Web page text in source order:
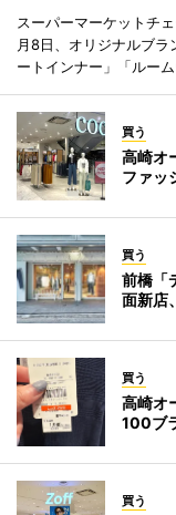
スーパーマーケットチ
月8日、オリジナルブ
ートインナー」「ルー
買う
高崎オ
ファッ
買う
前橋「
面新店
買う
高崎オ
100ブ
買う